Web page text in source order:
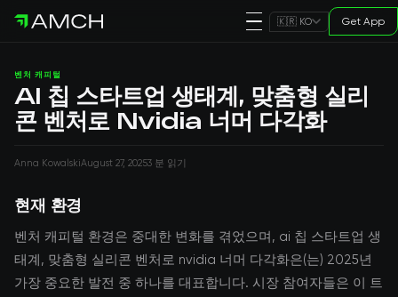
🇰🇷 KO Get App
벤처 캐피털
AI 칩 스타트업 생태계, 맞춤형 실리
콘 벤처로 Nvidia 너머 다각화
Anna KowalskiAugust 27, 20253 분 읽기
현재 환경
벤처 캐피털 환경은 중대한 변화를 겪었으며, ai 칩 스타트업 생
태계, 맞춤형 실리콘 벤처로 nvidia 너머 다각화은(는) 2025년
가장 중요한 발전 중 하나를 대표합니다. 시장 참여자들은 이 트